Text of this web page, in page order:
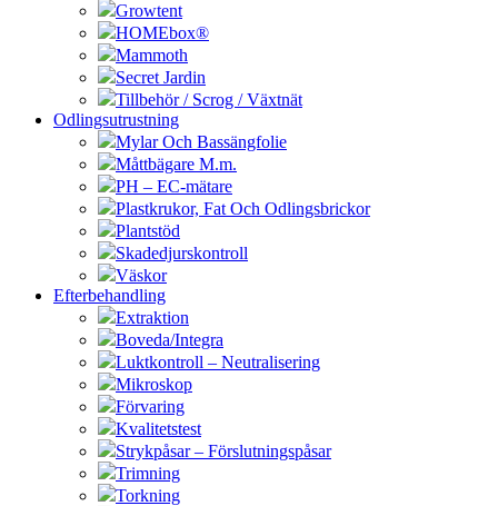
Growtent
HOMEbox®
Mammoth
Secret Jardin
Tillbehör / Scrog / Växtnät
Odlingsutrustning
Mylar Och Bassängfolie
Måttbägare M.m.
PH – EC-mätare
Plastkrukor, Fat Och Odlingsbrickor
Plantstöd
Skadedjurskontroll
Väskor
Efterbehandling
Extraktion
Boveda/Integra
Luktkontroll – Neutralisering
Mikroskop
Förvaring
Kvalitetstest
Strykpåsar – Förslutningspåsar
Trimning
Torkning